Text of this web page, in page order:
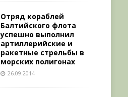
Отряд кораблей
Балтийского флота
успешно выполнил
артиллерийские и
ракетные стрельбы в
морских полигонах
26.09.2014